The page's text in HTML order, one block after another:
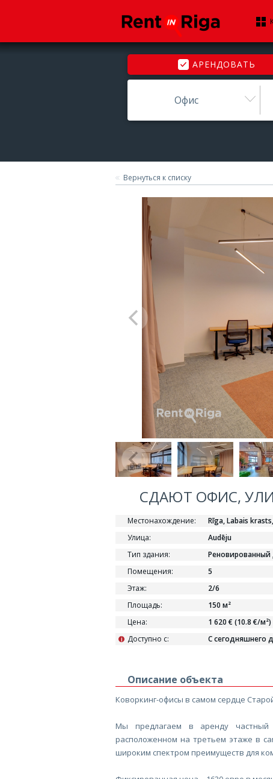
АРЕНДОВАТЬ
Офис
Вернуться к списку
СДАЮТ ОФИС,
Местонахождение:
Rīga, Labais
Улица:
Audēju
Тип здания:
Помещения:
5
Этаж:
2/6
Площадь:
150 м²
Цена:
1 620 € (10.8 €/м²)
Доступно с:
i С сегодняшнего
Описание объекта
Коворкинг-офисы в самом сердце
Мы предлагаем в аренду
расположенном на третьем этаже в
широким спектром преимуществ для